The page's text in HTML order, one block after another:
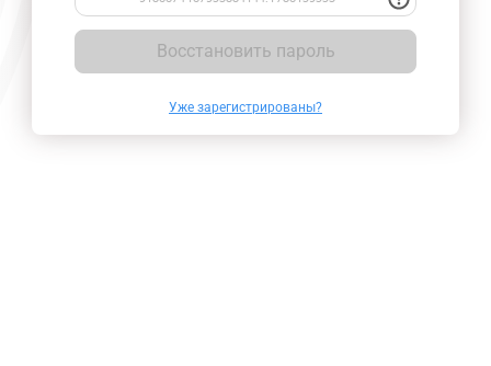
Восстановить пароль
Уже зарегистрированы?